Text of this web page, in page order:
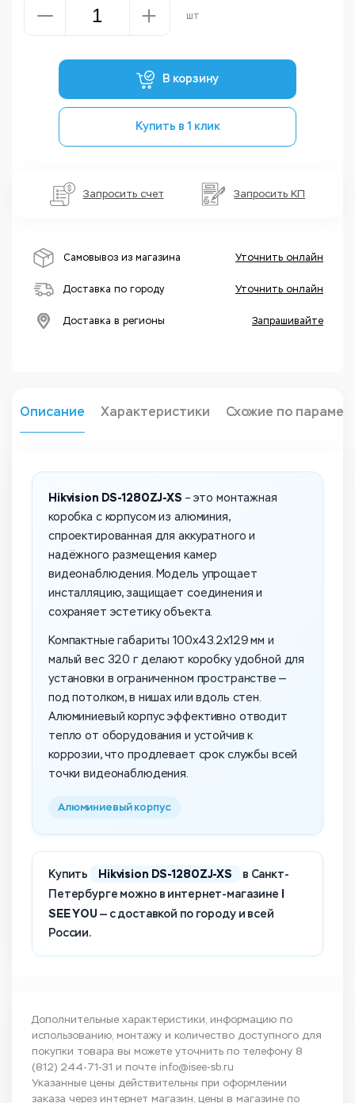
шт
В корзину
Купить в 1 клик
Запросить счет Запросить КП
Самовывоз из магазина Уточнить онлайн
Доставка по городу Уточнить онлайн
Доставка в регионы Запрашивайте
Описание Характеристики Схожие по
Hikvision DS-1280ZJ-XS – это монтажная
коробка с корпусом из алюминия,
спроектированная для аккуратного и
надёжного размещения камер
видеонаблюдения. Модель упрощает
инсталляцию, защищает соединения и
сохраняет эстетику объекта.
Компактные габариты 100x43.2x129 мм и
малый вес 320 г делают коробку удобной для
установки в ограниченном пространстве —
под потолком, в нишах или вдоль стен.
Алюминиевый корпус эффективно отводит
тепло от оборудования и устойчив к
коррозии, что продлевает срок службы всей
точки видеонаблюдения.
Алюминиевый корпус
Купить Hikvision DS-1280ZJ-XS
в Санкт-
Петербурге можно в интернет-магазине I
SEE YOU — с доставкой по городу и всей
России.
Дополнительные характеристики, информацию по
использованию, монтажу и количество доступного для
покупки товара вы можете уточнить по телефону 8
(812) 244-71-31 и почте info@isee-sb.ru
Указанные цены действительны при оформлении
заказа через интернет магазин, цены в магазине по